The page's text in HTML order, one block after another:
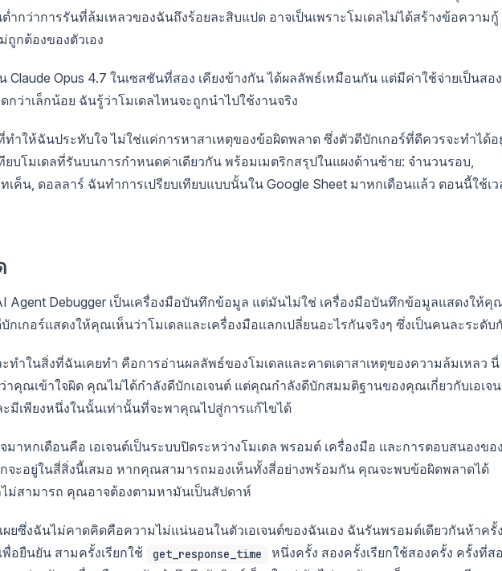
ำกว่าการรันที่ล้มเหลวของฉันถึงร้อยละสิบแปด อาจเป็นเพราะโมเดลไม่ได้สร้างข้อความกู้
กต้องของตัวเอง
Opus 4.7 ในเซสชันที่สอง เคียงข้างกัน ได้ผลลัพธ์เหมือนกัน แต่มีค่าใช้จ่ายเป็นสอง
กว่าเล็กน้อย ฉันรู้ว่าโมเดลไหนจะถูกนำไปใช้งานจริง
ำให้ฉันประทับใจ ไม่ใช่แค่การหาสาเหตุของข้อผิดพลาด ซึ่งตัวดีบักเกอร์ที่ดีควรจะทำได้อ
ยบโมเดลที่รันบนการกำหนดค่าเดียวกัน พร้อมเมตริกสรุปในแผงด้านซ้าย: จำนวนรอบ,
เค็น, ดอลลาร์ ฉันทำการเปรียบเทียบแบบนั้นใน Google Sheet มาหกเดือนแล้ว ตอนนี้ใช้เว
Agent Debugger เป็นเครื่องมือบันทึกข้อมูล แต่มันไม่ใช่ เครื่องมือบันทึกข้อมูลแสดงให้คุ
กเกอร์แสดงให้คุณเห็นว่าโมเดลและเครื่องมือแลกเปลี่ยนอะไรกันจริงๆ ซึ่งเป็นคนละระดับ
ทำในสิ่งที่ฉันเคยทำ คือการอ่านผลลัพธ์ของโมเดลและคาดเดาสาเหตุของความล้มเหลว นี่
คุณเข้าใจผิด คุณไม่ได้กำลังดีบักเอเจนต์ แต่คุณกำลังดีบักสมมติฐานของคุณเกี่ยวกับเอเจ
ะมีเพียงหนึ่งในนั้นเท่านั้นที่จะพาคุณไปสู่การแก้ไขได้
มาหกเดือนคือ เอเจนต์เป็นระบบปิดระหว่างโมเดล พรอมต์ เครื่องมือ และการตอบสนองขอ
จะอยู่ในสี่สิ่งนี้เสมอ หากคุณสามารถมองเห็นทั้งสี่อย่างพร้อมกัน คุณจะพบข้อผิดพลาดได้
ม่สามารถ คุณอาจต้องตามหามันเป็นสัปดาห์
ผยซึ่งฉันไม่คาดคิดคือความไม่แน่นอนในตัวเอเจนต์ของฉันเอง ฉันรันพรอมต์เดียวกันห้าครั้
พื่อยืนยัน สามครั้งเรียกใช้
get_response_time
หนึ่งครั้ง สองครั้งเรียกใช้สองครั้ง ครั้งที่ส